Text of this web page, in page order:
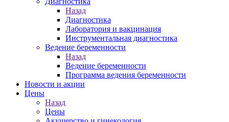
Назад
Диагностика
Лаборатория и вакцинация
Инструментальная диагностика
Ведение беременности
Назад
Ведение беременности
Программа ведения беременности
Новости и акции
Цены
Назад
Цены